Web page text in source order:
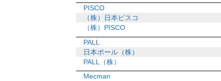
PISCO
（株）日本ピスコ
（株）PISCO
PALL
日本ポール（株）
PALL（株）
Mecman